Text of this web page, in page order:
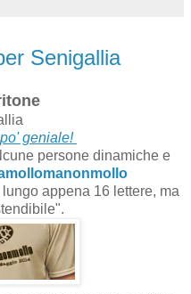
Senigallia
geniale!
persone dinamiche e
appena 16 lettere, ma